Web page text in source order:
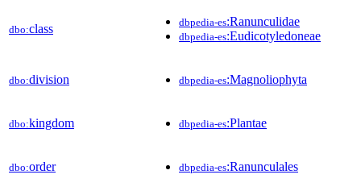
dbo:class dbpedia-es:Ranunculidae
dbpedia-es:Eudicotyledoneae
dbo:division dbpedia-es:Magnoliophyta
dbo:kingdom dbpedia-es:Plantae
dbo:order dbpedia-es:Ranunculales